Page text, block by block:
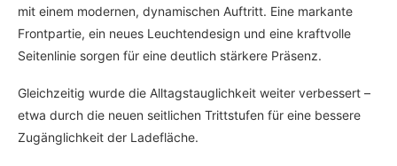
mit einem modernen, dynamischen Auftritt. Eine markante
Frontpartie, ein neues Leuchtendesign und eine kraftvolle
Seitenlinie sorgen für eine deutlich stärkere Präsenz.
Gleichzeitig wurde die Alltagstauglichkeit weiter verbessert –
etwa durch die neuen seitlichen Trittstufen für eine bessere
Zugänglichkeit der Ladefläche.